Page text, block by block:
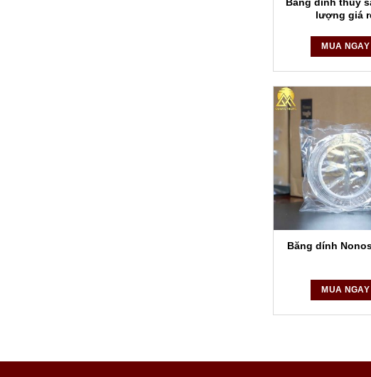
Ngoài ra, Công
Các loại
Băng dính đồng
Băng dính đồng
Băng dính đồng
Băng dính đồng
Băng dính đồng
Băng dính đồng
lượng giá
MUA NGAY
Băng dính
MUA NGAY